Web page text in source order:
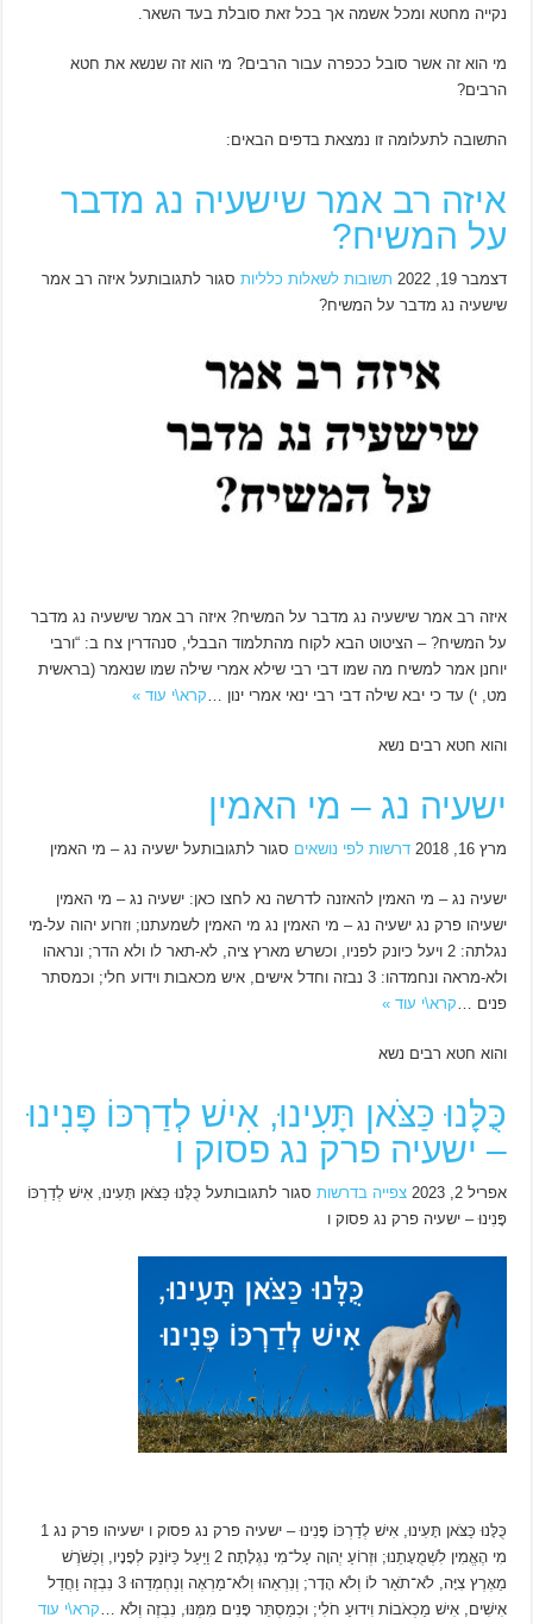
נקייה מחטא ומכל אשמה אך בכל זאת סובלת בעד השאר.
מי הוא זה אשר סובל ככפרה עבור הרבים? מי הוא זה שנשא את חטא
הרבים?
התשובה לתעלומה זו נמצאת בדפים הבאים:
איזה רב אמר שישעיה נג מדבר
על המשיח?
דצמבר 19, 2022 תשובות לשאלות כלליות סגור לתגובותעל איזה רב אמר
שישעיה נג מדבר על המשיח?
איזה רב אמר שישעיה נג מדבר על המשיח? איזה רב אמר שישעיה נג מדבר
על המשיח? – הציטוט הבא לקוח מהתלמוד הבבלי, סנהדרין צח ב: “ורבי
יוחנן אמר למשיח מה שמו דבי רבי שילא אמרי שילה שמו שנאמר (בראשית
מט, י) עד כי יבא שילה דבי רבי ינאי אמרי ינון … קרא\י עוד »
והוא חטא רבים נשא
ישעיה נג – מי האמין
מרץ 16, 2018 דרשות לפי נושאים סגור לתגובותעל ישעיה נג – מי האמין
ישעיה נג – מי האמין להאזנה לדרשה נא לחצו כאן: ישעיה נג – מי האמין
ישעיהו פרק נג ישעיה נג – מי האמין נג מי האמין לשמעתנו; וזרוע יהוה על-מי
נגלתה: 2 ויעל כיונק לפניו, וכשרש מארץ ציה, לא-תאר לו ולא הדר; ונראהו
ולא-מראה ונחמדהו: 3 נבזה וחדל אישים, איש מכאבות וידוע חלי; וכמסתר
פנים … קרא\י עוד »
והוא חטא רבים נשא
כֻּלָּנוּ כַּצֹּאן תָּעִינוּ, אִישׁ לְדַרְכּוֹ פָּנִינוּ
– ישעיה פרק נג פסוק ו
אפריל 2, 2023 צפייה בדרשות סגור לתגובותעל כֻּלָּנוּ כַּצֹּאן תָּעִינוּ, אִישׁ לְדַרְכּוֹ
פָּנִינוּ – ישעיה פרק נג פסוק ו
כֻּלָּנוּ כַּצֹּאן תָּעִינוּ, אִישׁ לְדַרְכּוֹ פָּנִינוּ – ישעיה פרק נג פסוק ו ישעיהו פרק נג 1
מִי הֶאֱמִין לִשְׁמֻעָתֵנוּ; וּזְרוֹעַ יְהוָה עַל־מִי נִגְלָתָה׃ 2 וַיַּעַל כַּיּוֹנֵק לְפָנָיו, וְכַשֹּׁרֶשׁ
מֵאֶרֶץ צִיָּה, לֹא־תֹאַר לוֹ וְלֹא הָדָר; וְנִרְאֵהוּ וְלֹא־מַרְאֶה וְנֶחְמְדֵהוּ׃ 3 נִבְזֶה וַחֲדַל
אִישִׁים, אִישׁ מַכְאֹבוֹת וִידוּעַ חֹלִי; וּכְמַסְתֵּר פָּנִים מִמֶּנּוּ, נִבְזֶה וְלֹא … קרא\י עוד